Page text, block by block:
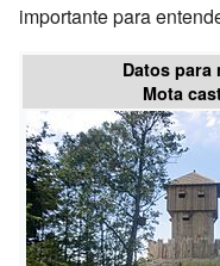
importante para
Datos para
Mota